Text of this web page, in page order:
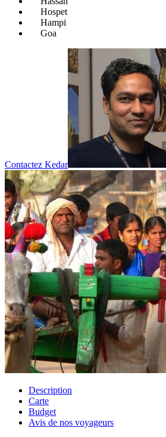
Hospet
Hampi
Goa
Contactez Kedar
Description
Carte
Budget
Avis de nos voyageurs